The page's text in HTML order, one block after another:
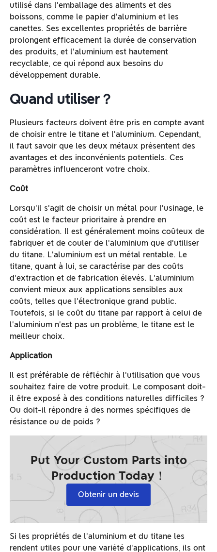
utilisé dans l'emballage des aliments et des
boissons, comme le papier d'aluminium et les
canettes. Ses excellentes propriétés de barrière
prolongent efficacement la durée de conservation
des produits, et l'aluminium est hautement
recyclable, ce qui répond aux besoins du
développement durable.
Quand utiliser？
Plusieurs facteurs doivent être pris en compte avant
de choisir entre le titane et l'aluminium. Cependant,
il faut savoir que les deux métaux présentent des
avantages et des inconvénients potentiels. Ces
paramètres influenceront votre choix.
Coût
Lorsqu'il s'agit de choisir un métal pour l'usinage, le
coût est le facteur prioritaire à prendre en
considération. Il est généralement moins coûteux de
fabriquer et de couler de l'aluminium que d'utiliser
du titane. L'aluminium est un métal rentable. Le
titane, quant à lui, se caractérise par des coûts
d'extraction et de fabrication élevés. L'aluminium
convient mieux aux applications sensibles aux
coûts, telles que l'électronique grand public.
Toutefois, si le coût du titane par rapport à celui de
l'aluminium n'est pas un problème, le titane est le
meilleur choix.
Application
Il est préférable de réfléchir à l'utilisation que vous
souhaitez faire de votre produit. Le composant doit-
il être exposé à des conditions naturelles difficiles ?
Ou doit-il répondre à des normes spécifiques de
résistance ou de poids ?
Put Your Custom Parts into
Production Today！
Obtenir un devis
Si les propriétés de l'aluminium et du titane les
rendent utiles pour une variété d'applications, ils ont